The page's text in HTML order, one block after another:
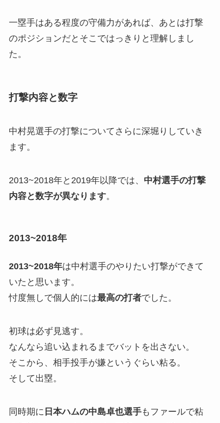
一塁手はある程度の守備力があれば、あとは打撃
のポジションだとそこではっきりと理解しまし
た。
打撃内容と数字
中村晃選手の打撃についてさらに深堀りしていき
ます。
2013~2018年と2019年以降では、 中村選手の打撃
内容と数字が異なります。
2013~2018年
2013~2018年は中村選手のやりたい打撃ができて
いたと思います。
忖度無しで個人的には最高の打者でした。
初球は必ず見逃す。
なんなら追い込まれるまでバットを出さない。
そこから、相手投手が嫌というぐらい粘る。
そして出塁。
同時期に 日本ハムの中島卓也選手もファールで粘